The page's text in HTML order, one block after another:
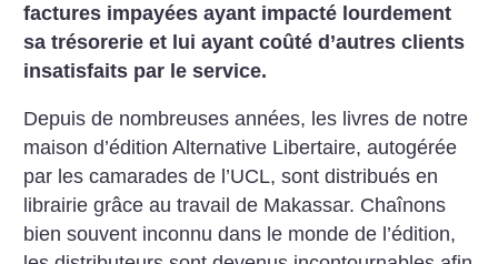
factures impayées ayant impacté lourdement
sa trésorerie et lui ayant coûté d’autres clients
insatisfaits par le service.
Depuis de nombreuses années, les livres de notre
maison d’édition Alternative Libertaire, autogérée
par les camarades de l’UCL, sont distribués en
librairie grâce au travail de Makassar. Chaînons
bien souvent inconnu dans le monde de l’édition,